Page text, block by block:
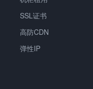
SSL证书
高防CDN
弹性IP